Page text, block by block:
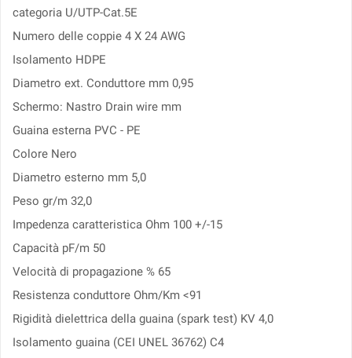
categoria U/UTP-Cat.5E
Numero delle coppie 4 X 24 AWG
Isolamento HDPE
Diametro ext. Conduttore mm 0,95
Schermo: Nastro Drain wire mm
Guaina esterna PVC - PE
Colore Nero
Diametro esterno mm 5,0
Peso gr/m 32,0
Impedenza caratteristica Ohm 100 +/-15
Capacità pF/m 50
Velocità di propagazione % 65
Resistenza conduttore Ohm/Km <91
Rigidità dielettrica della guaina (spark test) KV 4,0
Isolamento guaina (CEI UNEL 36762) C4